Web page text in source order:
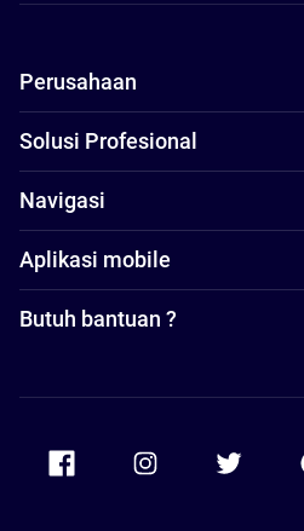
Perusahaan
Solusi Profesional
Navigasi
Aplikasi mobile
Butuh bantuan ?
Accor Facebook Accor